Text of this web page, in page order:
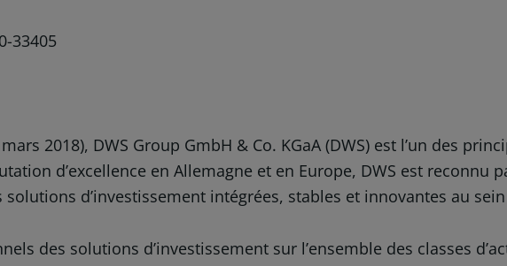
33405
2018), DWS Group GmbH & Co. KGaA (DWS) est l’un des
d’excellence en Allemagne et en Europe, DWS est reconnu
d’investissement intégrées, stables et innovantes au
des solutions d’investissement sur l’ensemble des classes